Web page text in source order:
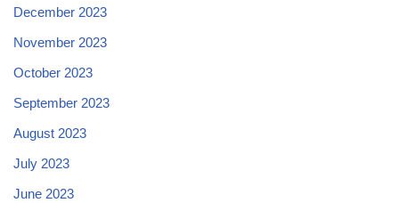
December 2023
November 2023
October 2023
September 2023
August 2023
July 2023
June 2023